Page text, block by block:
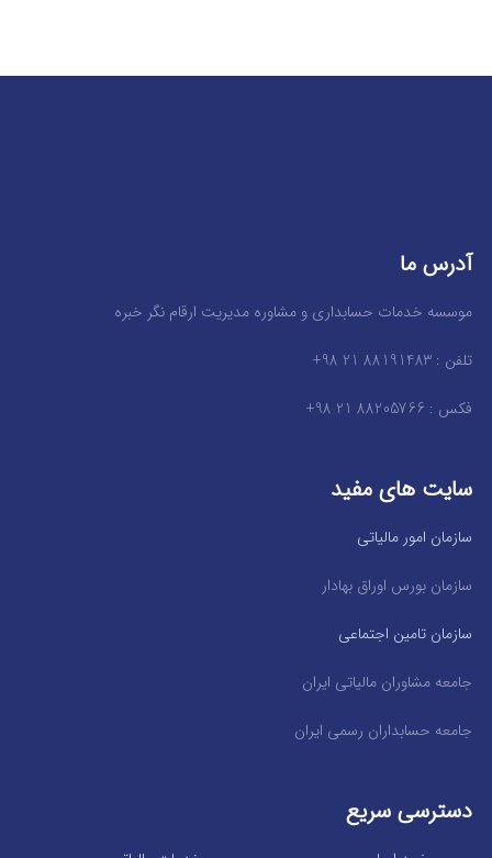
آدرس ما
موسسه خدمات حسابداری و مشاوره مدیریت ارقام نگر خبره
تلفن : 88191483 21 98+
فکس : 88205766 21 98+
سایت های مفید
سازمان امور مالیاتی
سازمان بورس اوراق بهادار
سازمان تامین اجتماعی
جامعه مشاوران مالیاتی ایران
جامعه حسابداران رسمی ایران
دسترسی سریع